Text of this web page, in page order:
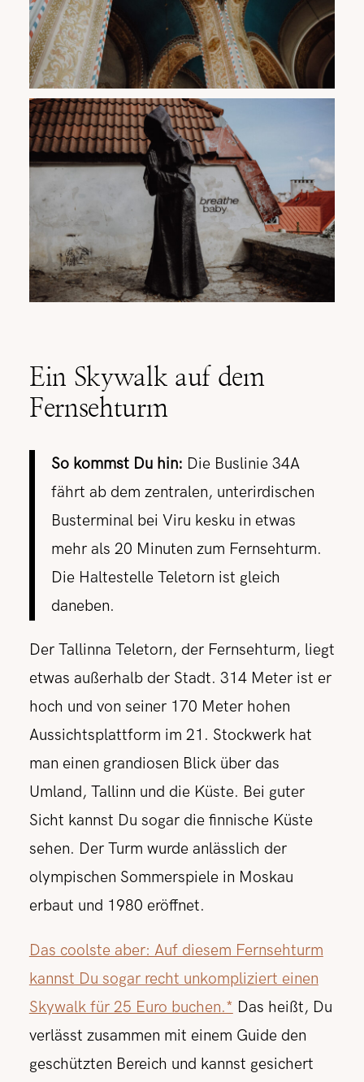
Ein Skywalk auf dem
Fernsehturm
So kommst Du hin: Die Buslinie 34A
fährt ab dem zentralen, unterirdischen
Busterminal bei Viru kesku in etwas
mehr als 20 Minuten zum Fernsehturm.
Die Haltestelle Teletorn ist gleich
daneben.
Der Tallinna Teletorn, der Fernsehturm, liegt
etwas außerhalb der Stadt. 314 Meter ist er
hoch und von seiner 170 Meter hohen
Aussichtsplattform im 21. Stockwerk hat
man einen grandiosen Blick über das
Umland, Tallinn und die Küste. Bei guter
Sicht kannst Du sogar die finnische Küste
sehen. Der Turm wurde anlässlich der
olympischen Sommerspiele in Moskau
erbaut und 1980 eröffnet.
Das coolste aber: Auf diesem Fernsehturm
kannst Du sogar recht unkompliziert einen
Skywalk für 25 Euro buchen.* Das heißt, Du
verlässt zusammen mit einem Guide den
geschützten Bereich und kannst gesichert